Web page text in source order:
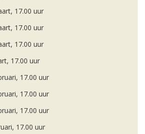
17.00 uur
17.00 uur
17.00 uur
17.00 uur
17.00 uur
17.00 uur
17.00 uur
17.00 uur